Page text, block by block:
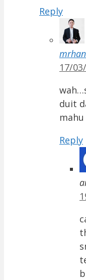
Reply
17/
duit
Reply